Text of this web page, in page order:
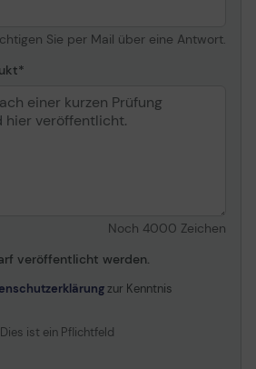
Sie per Mail über eine Antwort.
Noch 4000 Zeichen
veröffentlicht werden.
zur Kenntnis
ist ein Pflichtfeld